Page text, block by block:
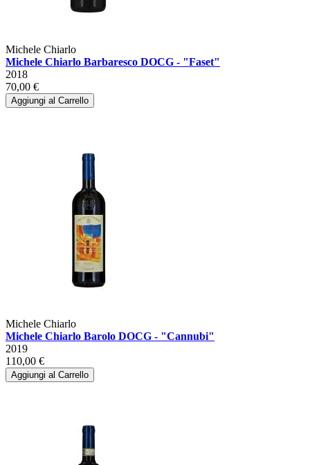
Michele Chiarlo
Michele Chiarlo Barbaresco DOCG - "Faset"
2018
70,00 €
Aggiungi al Carrello
Michele Chiarlo
Michele Chiarlo Barolo DOCG - "Cannubi"
2019
110,00 €
Aggiungi al Carrello